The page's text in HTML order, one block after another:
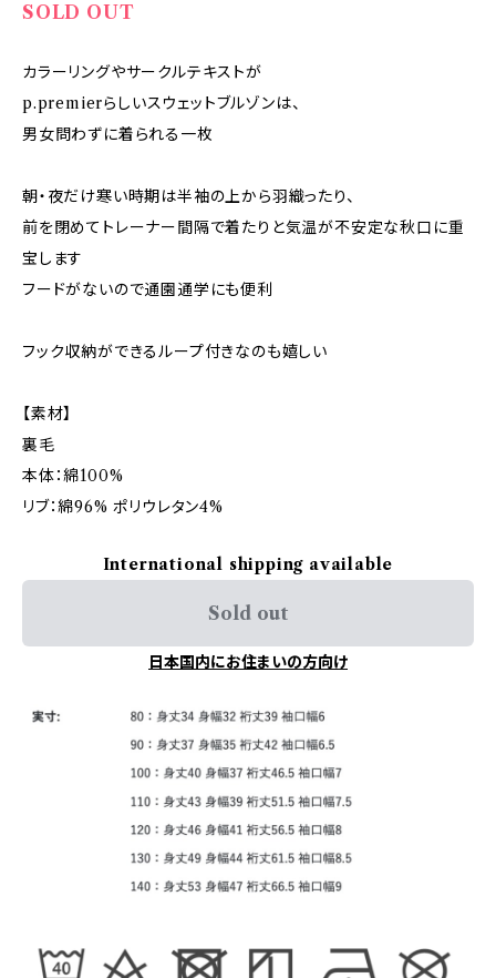
SOLD OUT
カラーリングやサークルテキストが
p.premierらしいスウェットブルゾンは、
男女問わずに着られる一枚
朝・夜だけ寒い時期は半袖の上から羽織ったり、
前を閉めてトレーナー間隔で着たりと気温が不安定な秋口に重
宝します
フードがないので通園通学にも便利
フック収納ができるループ付きなのも嬉しい
【素材】
裏毛
本体：綿100%
リブ：綿96% ポリウレタン4%
International shipping available
Sold out
日本国内にお住まいの方向け